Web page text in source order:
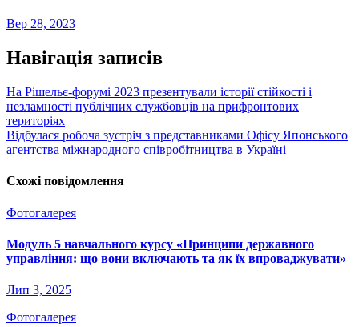
Вер 28, 2023
Навігація записів
На Рішельє-форумі 2023 презентували історії стійкості і
незламності публічних службовців на прифронтових
територіях
Відбулася робоча зустріч з представниками Офісу Японського
агентства міжнародного співробітництва в Україні
Схожі повідомлення
Фотогалерея
Модуль 5 навчального курсу «Принципи державного
управління: що вони включають та як їх впроваджувати»
Лип 3, 2025
Фотогалерея